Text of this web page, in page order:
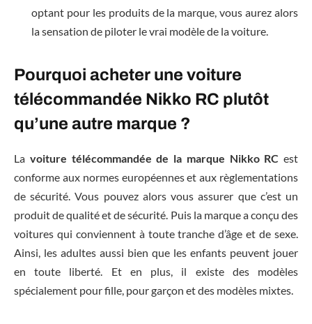
optant pour les produits de la marque, vous aurez alors
la sensation de piloter le vrai modèle de la voiture.
Pourquoi acheter une voiture
télécommandée Nikko RC plutôt
qu’une autre marque ?
La voiture télécommandée de la marque Nikko RC est
conforme aux normes européennes et aux règlementations
de sécurité. Vous pouvez alors vous assurer que c’est un
produit de qualité et de sécurité. Puis la marque a conçu des
voitures qui conviennent à toute tranche d’âge et de sexe.
Ainsi, les adultes aussi bien que les enfants peuvent jouer
en toute liberté. Et en plus, il existe des modèles
spécialement pour fille, pour garçon et des modèles mixtes.